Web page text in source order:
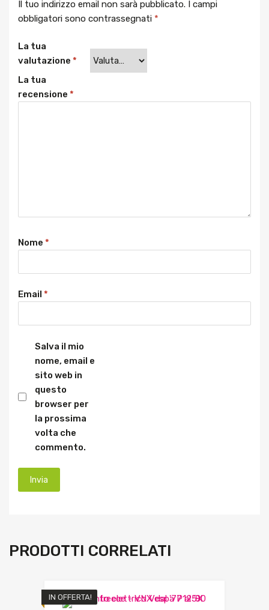
Il tuo indirizzo email non sarà pubblicato. I campi
obbligatori sono contrassegnati *
La tua
valutazione *
La tua
recensione *
Nome *
Email *
Salva il mio
nome, email e
sito web in
questo
browser per
la prossima
volta che
commento.
PRODOTTI CORRELATI
IN OFFERTA!